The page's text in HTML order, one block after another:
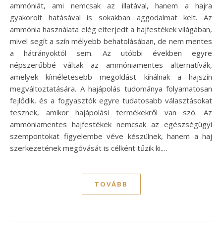
ammóniát, ami nemcsak az illatával, hanem a hajra
gyakorolt hatásával is sokakban aggodalmat kelt. Az
ammónia használata elég elterjedt a hajfestékek világában,
mivel segít a szín mélyebb behatolásában, de nem mentes
a hátrányoktól sem. Az utóbbi években egyre
népszerűbbé váltak az ammóniamentes alternatívák,
amelyek kíméletesebb megoldást kínálnak a hajszín
megváltoztatására. A hajápolás tudománya folyamatosan
fejlődik, és a fogyasztók egyre tudatosabb választásokat
tesznek, amikor hajápolási termékekről van szó. Az
ammóniamentes hajfestékek nemcsak az egészségügyi
szempontokat figyelembe véve készülnek, hanem a haj
szerkezetének megóvását is célként tűzik ki.…
TOVÁBB